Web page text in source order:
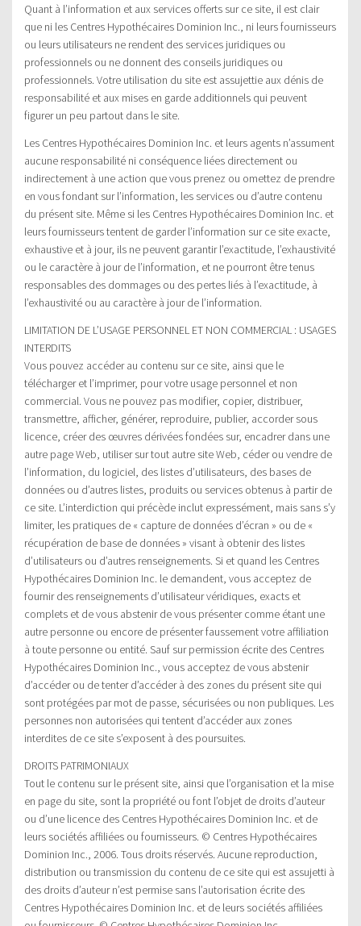
Quant à l’information et aux services offerts sur ce site, il est clair
que ni les Centres Hypothécaires Dominion Inc., ni leurs fournisseurs
ou leurs utilisateurs ne rendent des services juridiques ou
professionnels ou ne donnent des conseils juridiques ou
professionnels. Votre utilisation du site est assujettie aux dénis de
responsabilité et aux mises en garde additionnels qui peuvent
figurer un peu partout dans le site.
Les Centres Hypothécaires Dominion Inc. et leurs agents n’assument
aucune responsabilité ni conséquence liées directement ou
indirectement à une action que vous prenez ou omettez de prendre
en vous fondant sur l’information, les services ou d’autre contenu
du présent site. Même si les Centres Hypothécaires Dominion Inc. et
leurs fournisseurs tentent de garder l’information sur ce site exacte,
exhaustive et à jour, ils ne peuvent garantir l’exactitude, l’exhaustivité
ou le caractère à jour de l’information, et ne pourront être tenus
responsables des dommages ou des pertes liés à l’exactitude, à
l’exhaustivité ou au caractère à jour de l’information.
LIMITATION DE L’USAGE PERSONNEL ET NON COMMERCIAL : USAGES
INTERDITS
Vous pouvez accéder au contenu sur ce site, ainsi que le
télécharger et l’imprimer, pour votre usage personnel et non
commercial. Vous ne pouvez pas modifier, copier, distribuer,
transmettre, afficher, générer, reproduire, publier, accorder sous
licence, créer des œuvres dérivées fondées sur, encadrer dans une
autre page Web, utiliser sur tout autre site Web, céder ou vendre de
l’information, du logiciel, des listes d’utilisateurs, des bases de
données ou d’autres listes, produits ou services obtenus à partir de
ce site. L’interdiction qui précède inclut expressément, mais sans s’y
limiter, les pratiques de « capture de données d’écran » ou de «
récupération de base de données » visant à obtenir des listes
d’utilisateurs ou d’autres renseignements. Si et quand les Centres
Hypothécaires Dominion Inc. le demandent, vous acceptez de
fournir des renseignements d’utilisateur véridiques, exacts et
complets et de vous abstenir de vous présenter comme étant une
autre personne ou encore de présenter faussement votre affiliation
à toute personne ou entité. Sauf sur permission écrite des Centres
Hypothécaires Dominion Inc., vous acceptez de vous abstenir
d’accéder ou de tenter d’accéder à des zones du présent site qui
sont protégées par mot de passe, sécurisées ou non publiques. Les
personnes non autorisées qui tentent d’accéder aux zones
interdites de ce site s’exposent à des poursuites.
DROITS PATRIMONIAUX
Tout le contenu sur le présent site, ainsi que l’organisation et la mise
en page du site, sont la propriété ou font l’objet de droits d’auteur
ou d’une licence des Centres Hypothécaires Dominion Inc. et de
leurs sociétés affiliées ou fournisseurs. © Centres Hypothécaires
Dominion Inc., 2006. Tous droits réservés. Aucune reproduction,
distribution ou transmission du contenu de ce site qui est assujetti à
des droits d’auteur n’est permise sans l’autorisation écrite des
Centres Hypothécaires Dominion Inc. et de leurs sociétés affiliées